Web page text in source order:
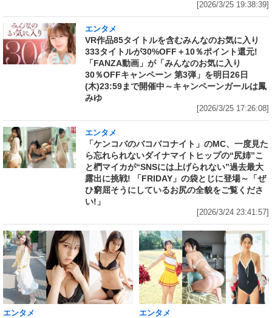
[2026/3/25 19:38:39]
エンタメ
VR作品85タイトルを含むみんなのお気に入り
333タイトルが30%OFF＋10％ポイント還元!
「FANZA動画」が「みんなのお気に入り
30％OFFキャンペーン 第3弾」を明日26日
(木)23:59まで開催中～キャンペーンガールは鳳
みゆ
[2026/3/25 17:26:08]
エンタメ
「ケンコバのバコバコナイト」のMC、一度見た
ら忘れられないダイナマイトヒップの“尻姉”こ
と椚マイカが“SNSには上げられない”過去最大
露出に挑戦! 「FRIDAY」の袋とじに登場～「ぜ
ひ窮屈そうにしているお尻の全貌をご覧くださ
い!」
[2026/3/24 23:41:57]
エンタメ エンタメ